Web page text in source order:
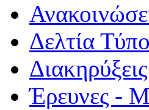
Δελτία
Έρευνες -